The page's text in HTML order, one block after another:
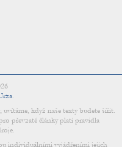
.
když naše texty budete šířit.
převzaté články platí pravidla
individuálními vyjádřeními jejich